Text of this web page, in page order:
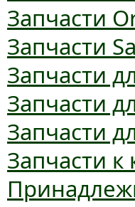
Запчасти
Запчасти
Запчасти
Запчасти
Запчасти
Запчасти к